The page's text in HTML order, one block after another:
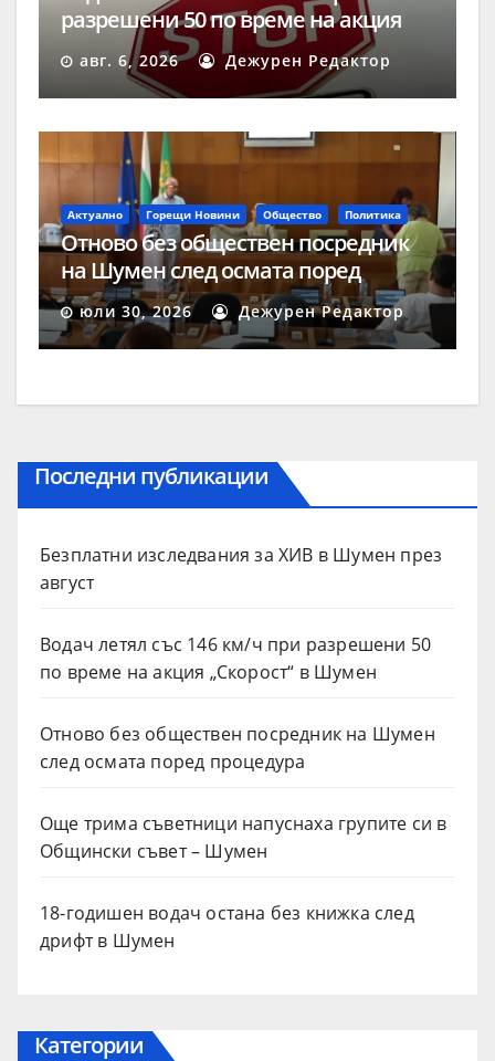
разрешени 50 по време на акция
„Скорост“ в Шумен
авг. 6, 2026 Дежурен Редактор
Актуално Горещи Новини Общество Политика
Отново без обществен посредник
на Шумен след осмата поред
процедура
юли 30, 2026 Дежурен Редактор
Последни публикации
Безплатни изследвания за ХИВ в Шумен през
август
Водач летял със 146 км/ч при разрешени 50
по време на акция „Скорост“ в Шумен
Отново без обществен посредник на Шумен
след осмата поред процедура
Още трима съветници напуснаха групите си в
Общински съвет – Шумен
18-годишен водач остана без книжка след
дрифт в Шумен
Категории